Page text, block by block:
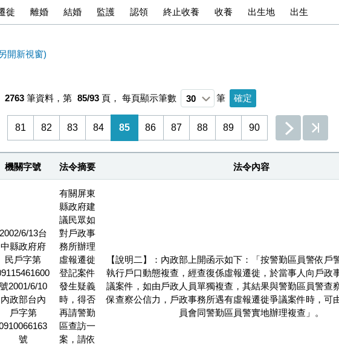
徙 離婚 結婚 監護 認領 終止收養 收養 出生地 出生
開新視窗)
2763 筆資料，第 85/93 頁，每頁顯示筆數 筆
81 82 83 84 85 86 87 88 89 90
機關字號 法令摘要 法令內容
2002/6/13台
中縣政府府
民戶字第
號2001/6/10
內政部台內
戶字第
號
有關屏東
縣政府建
議民眾如
對戶政事
務所辦理
虛報遷徙
登記案件
發生疑義
時，得否
再請警勤
區查訪一
案，請依
【說明二】：內政部上開函示如下：「按警勤區員警依戶
執行戶口動態複查，經查復係虛報遷徙，於當事人向戶政
議案件，如由戶政人員單獨複查，其結果與警勤區員警查
保查察公信力，戶政事務所遇有虛報遷徙爭議案件時，可
員會同警勤區員警實地辦理複查」。